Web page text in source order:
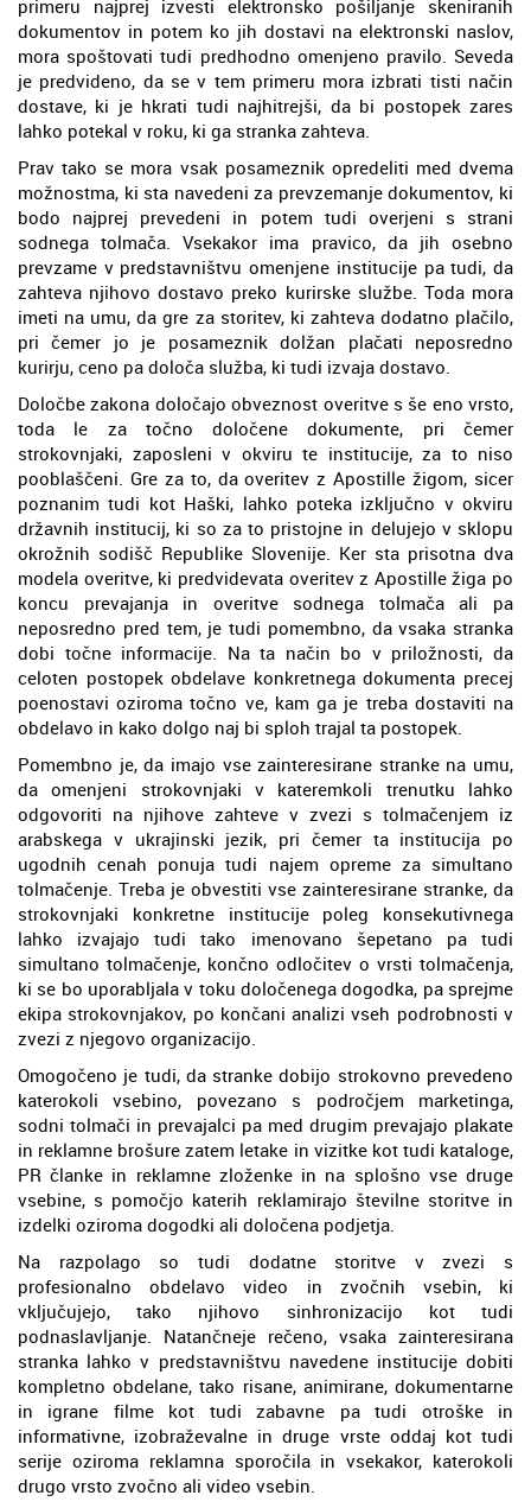
primeru najprej izvesti elektronsko pošiljanje skeniranih
dokumentov in potem ko jih dostavi na elektronski naslov,
mora spoštovati tudi predhodno omenjeno pravilo. Seveda
je predvideno, da se v tem primeru mora izbrati tisti način
dostave, ki je hkrati tudi najhitrejši, da bi postopek zares
lahko potekal v roku, ki ga stranka zahteva.
Prav tako se mora vsak posameznik opredeliti med dvema
možnostma, ki sta navedeni za prevzemanje dokumentov, ki
bodo najprej prevedeni in potem tudi overjeni s strani
sodnega tolmača. Vsekakor ima pravico, da jih osebno
prevzame v predstavništvu omenjene institucije pa tudi, da
zahteva njihovo dostavo preko kurirske službe. Toda mora
imeti na umu, da gre za storitev, ki zahteva dodatno plačilo,
pri čemer jo je posameznik dolžan plačati neposredno
kurirju, ceno pa določa služba, ki tudi izvaja dostavo.
Določbe zakona določajo obveznost overitve s še eno vrsto,
toda le za točno določene dokumente, pri čemer
strokovnjaki, zaposleni v okviru te institucije, za to niso
pooblaščeni. Gre za to, da overitev z Apostille žigom, sicer
poznanim tudi kot Haški, lahko poteka izključno v okviru
državnih institucij, ki so za to pristojne in delujejo v sklopu
okrožnih sodišč Republike Slovenije. Ker sta prisotna dva
modela overitve, ki predvidevata overitev z Apostille žiga po
koncu prevajanja in overitve sodnega tolmača ali pa
neposredno pred tem, je tudi pomembno, da vsaka stranka
dobi točne informacije. Na ta način bo v priložnosti, da
celoten postopek obdelave konkretnega dokumenta precej
poenostavi oziroma točno ve, kam ga je treba dostaviti na
obdelavo in kako dolgo naj bi sploh trajal ta postopek.
Pomembno je, da imajo vse zainteresirane stranke na umu,
da omenjeni strokovnjaki v kateremkoli trenutku lahko
odgovoriti na njihove zahteve v zvezi s tolmačenjem iz
arabskega v ukrajinski jezik, pri čemer ta institucija po
ugodnih cenah ponuja tudi najem opreme za simultano
tolmačenje. Treba je obvestiti vse zainteresirane stranke, da
strokovnjaki konkretne institucije poleg konsekutivnega
lahko izvajajo tudi tako imenovano šepetano pa tudi
simultano tolmačenje, končno odločitev o vrsti tolmačenja,
ki se bo uporabljala v toku določenega dogodka, pa sprejme
ekipa strokovnjakov, po končani analizi vseh podrobnosti v
zvezi z njegovo organizacijo.
Omogočeno je tudi, da stranke dobijo strokovno prevedeno
katerokoli vsebino, povezano s področjem marketinga,
sodni tolmači in prevajalci pa med drugim prevajajo plakate
in reklamne brošure zatem letake in vizitke kot tudi kataloge,
PR članke in reklamne zloženke in na splošno vse druge
vsebine, s pomočjo katerih reklamirajo številne storitve in
izdelki oziroma dogodki ali določena podjetja.
Na razpolago so tudi dodatne storitve v zvezi s
profesionalno obdelavo video in zvočnih vsebin, ki
vključujejo, tako njihovo sinhronizacijo kot tudi
podnaslavljanje. Natančneje rečeno, vsaka zainteresirana
stranka lahko v predstavništvu navedene institucije dobiti
kompletno obdelane, tako risane, animirane, dokumentarne
in igrane filme kot tudi zabavne pa tudi otroške in
informativne, izobraževalne in druge vrste oddaj kot tudi
serije oziroma reklamna sporočila in vsekakor, katerokoli
drugo vrsto zvočno ali video vsebin.